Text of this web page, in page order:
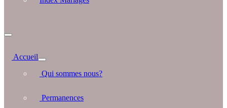
Accueil
Qui sommes nous?
Permanences